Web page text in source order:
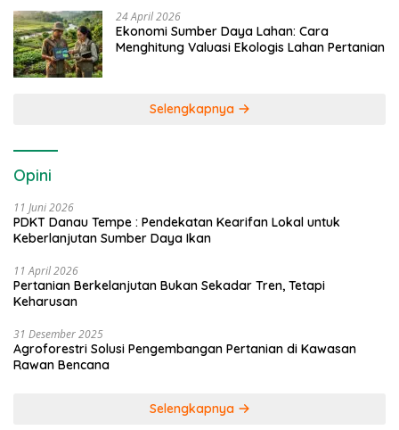
24 April 2026
Ekonomi Sumber Daya Lahan: Cara
Menghitung Valuasi Ekologis Lahan Pertanian
Selengkapnya
Opini
11 Juni 2026
PDKT Danau Tempe : Pendekatan Kearifan Lokal untuk
Keberlanjutan Sumber Daya Ikan
11 April 2026
Pertanian Berkelanjutan Bukan Sekadar Tren, Tetapi
Keharusan
31 Desember 2025
Agroforestri Solusi Pengembangan Pertanian di Kawasan
Rawan Bencana
Selengkapnya